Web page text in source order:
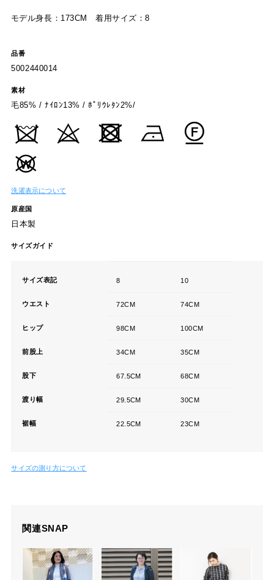
モデル身長：173CM 着用サイズ：8
品番
5002440014
素材
毛85% / ﾅｲﾛﾝ13% / ﾎﾟﾘｳﾚﾀﾝ2%/
洗濯表示について
原産国
日本製
サイズガイド
サイズ表記 8 10
ウエスト 72CM 74CM
ヒップ 98CM 100CM
前股上 34CM 35CM
股下 67.5CM 68CM
渡り幅 29.5CM 30CM
裾幅 22.5CM 23CM
サイズの測り方について
関連SNAP